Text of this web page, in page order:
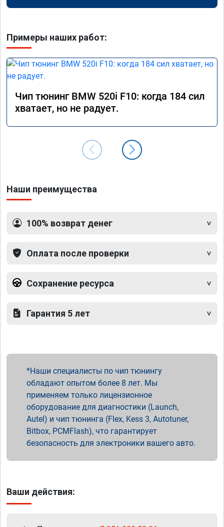
Примеры наших работ:
Чип тюнинг BMW 520i F10: когда 184 сил
хватает, но не радует.
Наши преимущества
100% возврат денег
Оплата после проверки
Сохранение ресурса
Гарантия 5 лет
Наши специалисты по чип тюнингу
обладают опытом более 8 лет. Мы
применяем только лицензионное
оборудование для диагностики (Launch,
Autel) и чип тюнинга (Flex, Kess 3, Autotuner,
Bitbox, PCMFlash), что гарантирует
безопасность для электроники вашего авто.
Ваши действия: